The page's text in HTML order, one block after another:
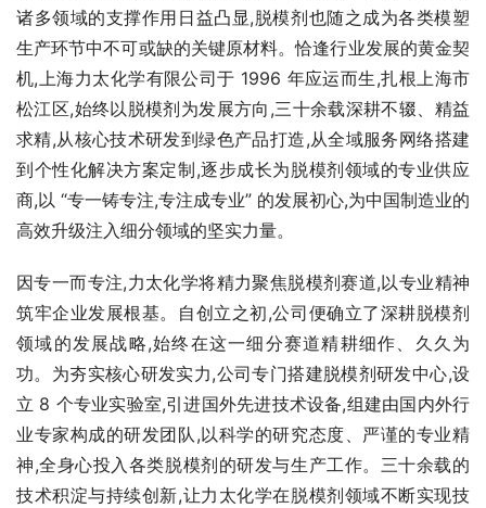
诸多领域的支撑作用日益凸显,脱模剂也随之成为各类模塑
生产环节中不可或缺的关键原材料。恰逢行业发展的黄金契
机,上海力太化学有限公司于 1996 年应运而生,扎根上海市
松江区,始终以脱模剂为发展方向,三十余载深耕不辍、精益
求精,从核心技术研发到绿色产品打造,从全域服务网络搭建
到个性化解决方案定制,逐步成长为脱模剂领域的专业供应
商,以 “专一铸专注,专注成专业” 的发展初心,为中国制造业的
高效升级注入细分领域的坚实力量。
因专一而专注,力太化学将精力聚焦脱模剂赛道,以专业精神
筑牢企业发展根基。自创立之初,公司便确立了深耕脱模剂
领域的发展战略,始终在这一细分赛道精耕细作、久久为
功。为夯实核心研发实力,公司专门搭建脱模剂研发中心,设
立 8 个专业实验室,引进国外先进技术设备,组建由国内外行
业专家构成的研发团队,以科学的研究态度、严谨的专业精
神,全身心投入各类脱模剂的研发与生产工作。三十余载的
技术积淀与持续创新,让力太化学在脱模剂领域不断实现技